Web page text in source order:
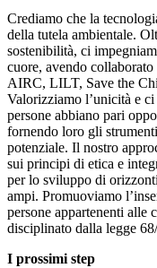
Crediamo che la
della tutela ambientale.
sostenibilità, ci
cuore, avendo
AIRC, LILT, Save the
Valorizziamo l’unicità e
persone abbiano pari
fornendo loro gli
potenziale. Il nostro
sui principi di etica e
per lo sviluppo di
ampi. Promuoviamo
persone appartenenti alle
disciplinato dalla legge
I prossimi step